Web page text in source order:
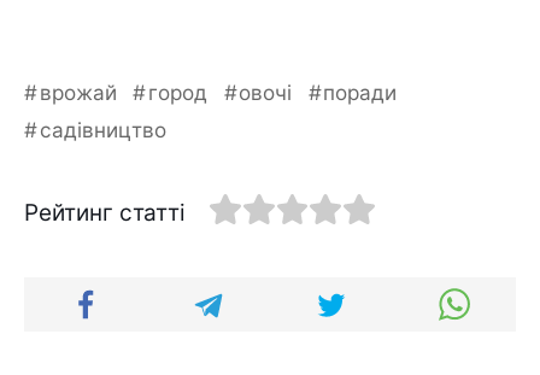
врожай город овочі
поради
садівництво
Рейтинг статті